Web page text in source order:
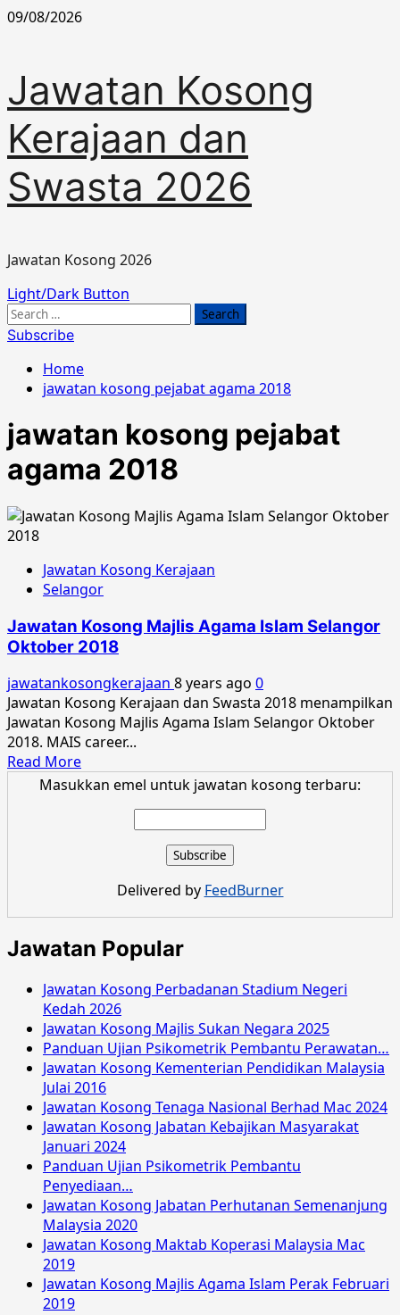
Skip
09/08/2026
Jawatan Kosong
Kerajaan dan
Swasta 2026
Jawatan Kosong 2026
Primary
Menu
Light/Dark Button
Search
for:
Subscribe
Home
jawatan kosong pejabat agama 2018
jawatan kosong pejabat
agama 2018
Jawatan Kosong Kerajaan
Selangor
Jawatan Kosong Majlis Agama Islam Selangor
Oktober 2018
jawatankosongkerajaan 8 years ago 0
Jawatan Kosong Kerajaan dan Swasta 2018 menampilkan
Jawatan Kosong Majlis Agama Islam Selangor Oktober
2018. MAIS career...
Read MoreRead
more
Selangor
Oktober
2018
Masukkan emel untuk jawatan kosong terbaru:
Delivered by FeedBurner
Jawatan Popular
Jawatan Kosong Perbadanan Stadium Negeri
Kedah 2026
Jawatan Kosong Majlis Sukan Negara 2025
Panduan Ujian Psikometrik Pembantu Perawatan…
Jawatan Kosong Kementerian Pendidikan Malaysia
Julai 2016
Jawatan Kosong Tenaga Nasional Berhad Mac 2024
Jawatan Kosong Jabatan Kebajikan Masyarakat
Januari 2024
Panduan Ujian Psikometrik Pembantu
Penyediaan…
Jawatan Kosong Jabatan Perhutanan Semenanjung
Malaysia 2020
Jawatan Kosong Maktab Koperasi Malaysia Mac
2019
Jawatan Kosong Majlis Agama Islam Perak Februari
2019